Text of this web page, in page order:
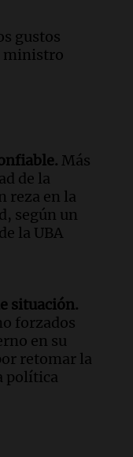
primera
con
del Lago
gustos
ministro
Más
de la
reza en la
según un
la UBA
situación.
forzados
en su
retomar la
política